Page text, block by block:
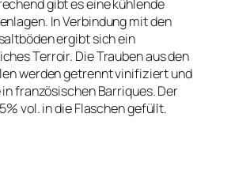
gibt es eine kühlende
In Verbindung mit den
ergibt sich ein
Terroir. Die Trauben aus den
werden getrennt vinifiziert und
französischen Barriques. Der
vol. in die Flaschen gefüllt.